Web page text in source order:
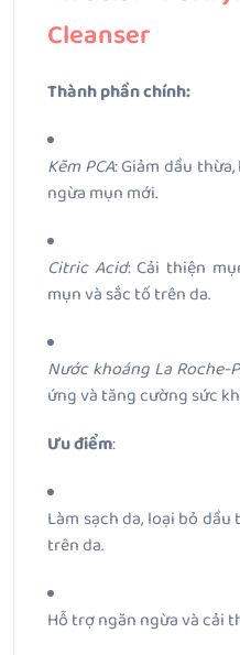
Cleanser
Thành phần chính:
Kẽm PCA: Giảm dầu
ngừa mụn mới.
Citric Acid: Cải thiện
mụn và sắc tố trên da.
Nước khoáng La Roche-
ứng và tăng cường sức
Ưu điểm:
Làm sạch da, loại bỏ
trên da.
Hỗ trợ ngăn ngừa và cải